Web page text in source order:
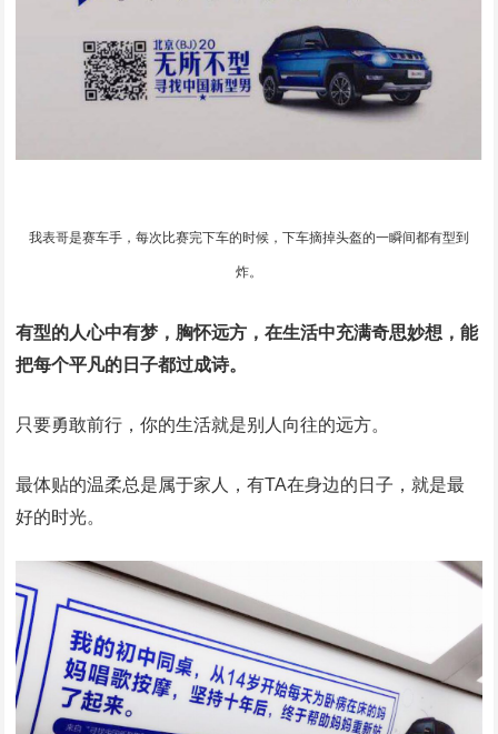
我表哥是赛车手，每次比赛完下车的时候，下车摘掉头盔的一瞬间都有型到
炸。
有型的人心中有梦，胸怀远方，在生活中充满奇思妙想，能
把每个平凡的日子都过成诗。
只要勇敢前行，你的生活就是别人向往的远方。
最体贴的温柔总是属于家人，有TA在身边的日子，就是最
好的时光。